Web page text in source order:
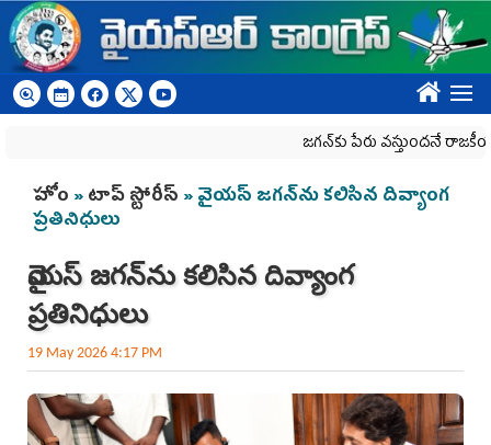
Skip to main content
????
జగన్‌కు పేరు వస్తుందనే రాజకీయ కక్షతో
You are here
హోం »టాప్ స్టోరీస్ » వైయస్‌ జగన్‌ను కలిసిన దివ్యాంగ
ప్రతినిధులు
వైయస్‌ జగన్‌ను కలిసిన దివ్యాంగ
ప్రతినిధులు
19 May 2026 4:17 PM